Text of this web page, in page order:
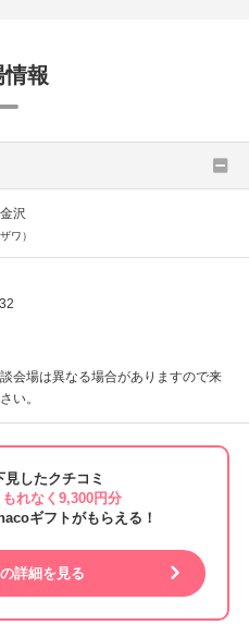
情報
沢
ワ）
会場は異なる場合がありますので来
い。
したクチコミ
もれなく9,300円分
ギフトがもらえる！
詳細を見る